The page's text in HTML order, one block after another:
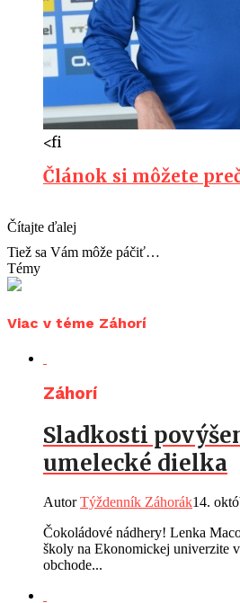
<fi
Článok si môžete
Čítajte ďalej
Tiež sa Vám môže páčiť…
Témy
Viac v téme Záhorí
Záhorí
Sladkosti
umelecké dielka
AutorTýždenník Záhorák14.
Čokoládové nádhery! Lenka
školy na Ekonomickej univerzite
obchode...